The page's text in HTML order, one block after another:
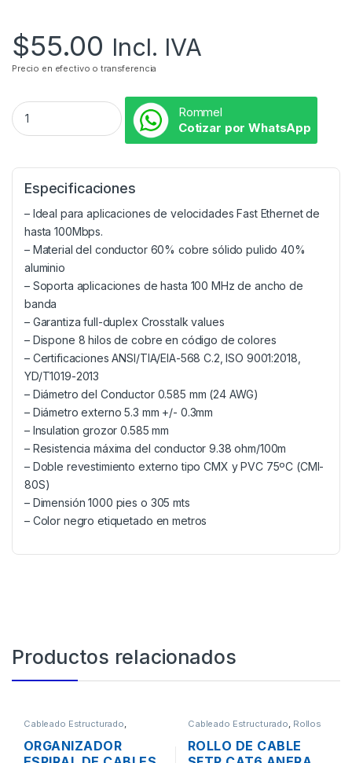
$55.00 Incl. IVA
Precio en efectivo o transferencia
Rommel
Cotizar por WhatsApp
Especificaciones
– Ideal para aplicaciones de velocidades Fast Ethernet de
hasta 100Mbps.
– Material del conductor 60% cobre sólido pulido 40%
aluminio
– Soporta aplicaciones de hasta 100 MHz de ancho de
banda
– Garantiza full-duplex Crosstalk values
– Dispone 8 hilos de cobre en código de colores
– Certificaciones ANSI/TIA/EIA-568 C.2, ISO 9001:2018,
YD/T1019-2013
– Diámetro del Conductor 0.585 mm (24 AWG)
– Diámetro externo 5.3 mm +/- 0.3mm
– Insulation grozor 0.585 mm
– Resistencia máxima del conductor 9.38 ohm/100m
– Doble revestimiento externo tipo CMX y PVC 75ºC (CMI-
80S)
– Dimensión 1000 pies o 305 mts
– Color negro etiquetado en metros
Productos relacionados
Cableado Estructurado,
Canaletas para Cableado y
Accesorios
ORGANIZADOR
Cableado Estructurado, Rollos
ROLLO DE CABLE